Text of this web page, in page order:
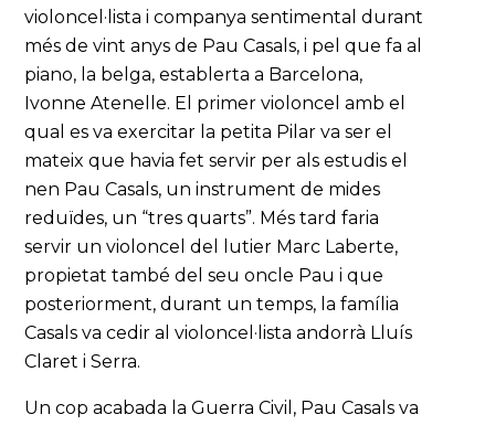
violoncel·lista i companya sentimental durant
més de vint anys de Pau Casals, i pel que fa al
piano, la belga, establerta a Barcelona,
Ivonne Atenelle. El primer violoncel amb el
qual es va exercitar la petita Pilar va ser el
mateix que havia fet servir per als estudis el
nen Pau Casals, un instrument de mides
reduïdes, un “tres quarts”. Més tard faria
servir un violoncel del lutier Marc Laberte,
propietat també del seu oncle Pau i que
posteriorment, durant un temps, la família
Casals va cedir al violoncel·lista andorrà Lluís
Claret i Serra.
Un cop acabada la Guerra Civil, Pau Casals va